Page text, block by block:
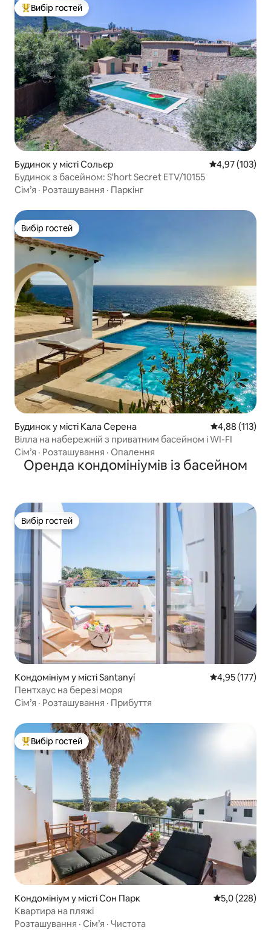
Топ вибір гостей
Вибір гостей
Будинок у місті Сольєр Середня
4,97 (103)
Будинок з басейном: S'hort Secret ETV/10155
Сім’я · Розташування · Паркінг
Вибір гостей
Вибір гостей
Будинок у місті Кала Серена Середня
4,88 (113)
Вілла на набережній з приватним басейном і WI-FI
Сім’я · Розташування · Опалення
Оренда кондомініумів із басейном
Вибір гостей
Вибір гостей
Кондомініум у місті Santanyí Середня
4,95 (177)
Пентхаус на березі моря
Сім’я · Розташування · Прибуття
Топ вибір гостей
Вибір гостей
Кондомініум у місті Сон Парк Середня
5,0 (228)
Квартира на пляжі
Розташування · Сім’я · Чистота